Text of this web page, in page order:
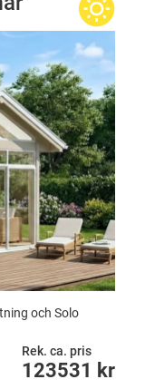
och Solo
Rek. ca. pris
123531 kr